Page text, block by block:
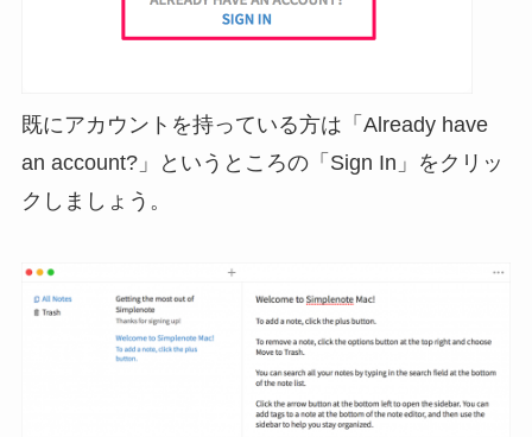
既にアカウントを持っている方は「Already have
an account?」というところの「Sign In」をクリッ
クしましょう。